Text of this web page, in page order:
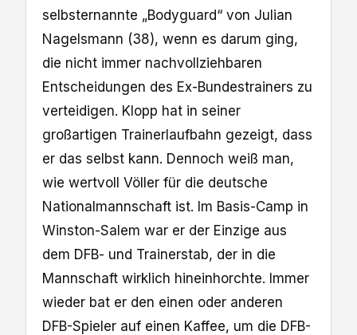
selbsternannte „Bodyguard“ von Julian
Nagelsmann (38), wenn es darum ging,
die nicht immer nachvollziehbaren
Entscheidungen des Ex-Bundestrainers zu
verteidigen. Klopp hat in seiner
großartigen Trainerlaufbahn gezeigt, dass
er das selbst kann. Dennoch weiß man,
wie wertvoll Völler für die deutsche
Nationalmannschaft ist. Im Basis-Camp in
Winston-Salem war er der Einzige aus
dem DFB- und Trainerstab, der in die
Mannschaft wirklich hineinhorchte. Immer
wieder bat er den einen oder anderen
DFB-Spieler auf einen Kaffee, um die DFB-